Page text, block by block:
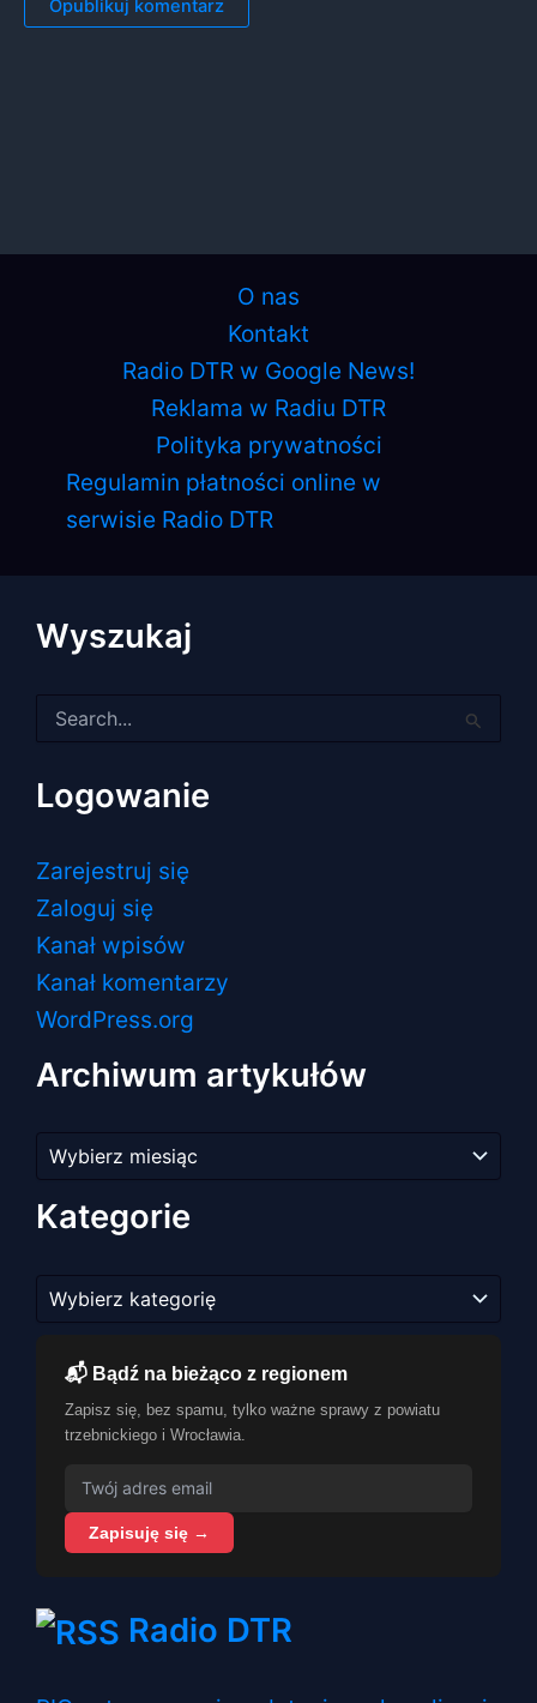
O nas
Kontakt
Radio DTR w Google News!
Reklama w Radiu DTR
Polityka prywatności
Regulamin płatności online w
serwisie Radio DTR
Wyszukaj
dla:
Logowanie
Zarejestruj się
Zaloguj się
Kanał wpisów
Kanał komentarzy
WordPress.org
Archiwum artykułów
artykułów
Kategorie
📬 Bądź na bieżąco z regionem
Zapisz się, bez spamu, tylko ważne sprawy z powiatu
trzebnickiego i Wrocławia.
Zapisuję się →
Radio DTR